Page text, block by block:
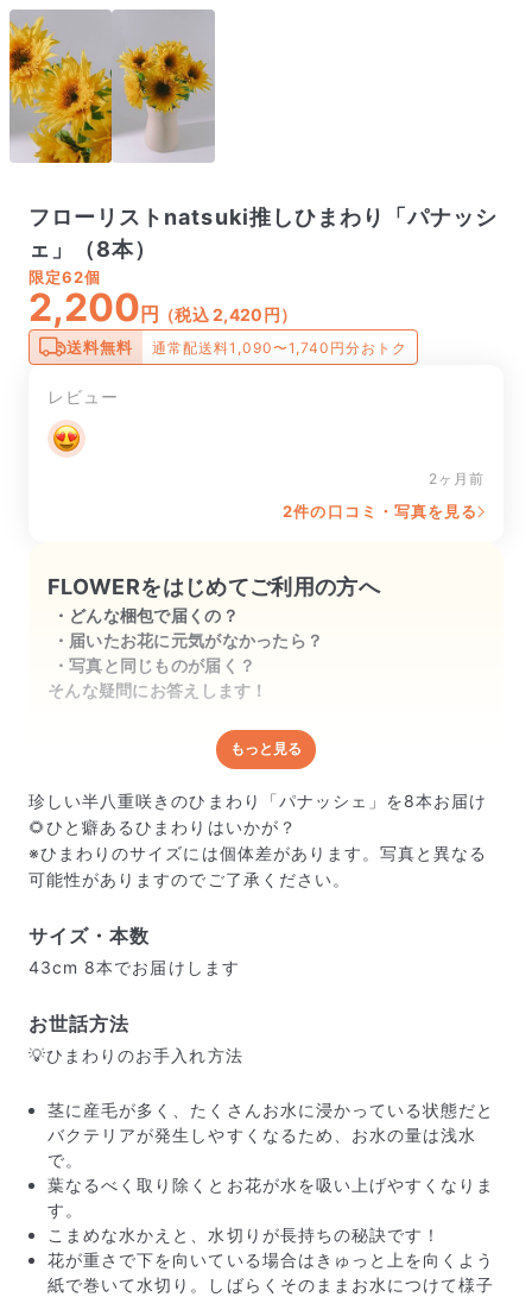
フローリストnatsuki推しひまわり「パナッシ
ェ」（8本）
限定62個
2,200 円 （税込 2,420円）
送料無料 通常配送料1,090〜1,740円分おトク
レビュー
2ヶ月前
2件の口コミ・写真を見る
FLOWERをはじめてご利用の方へ
どんな梱包で届くの？
届いたお花に元気がなかったら？
写真と同じものが届く？
そんな疑問にお答えします！
どんな梱包で届くの？
出荷前に水揚げ（花が水を吸いやすくなる処理）を施
し、専用ボックスに丁寧に梱包してお届けしています。
きゅっとまとめられて一見窮屈そうに見えますが、輸送
中の衝撃による折れや擦れを軽減する効果があります。
もっと見る
珍しい半八重咲きのひまわり「パナッシェ」を8本お届け
🌻ひと癖あるひまわりはいかが？
※ひまわりのサイズには個体差があります。写真と異なる
可能性がありますのでご了承ください。
サイズ・本数
43cm 8本でお届けします
お世話方法
💡ひまわりのお手入れ方法
茎に産毛が多く、たくさんお水に浸かっている状態だと
バクテリアが発生しやすくなるため、お水の量は浅水
で。
葉なるべく取り除くとお花が水を吸い上げやすくなりま
す。
こまめな水かえと、水切りが長持ちの秘訣です！
花が重さで下を向いている場合はきゅっと上を向くよう
紙で巻いて水切り。しばらくそのままお水につけて様子